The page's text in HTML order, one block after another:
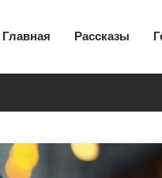
Главная Рассказы